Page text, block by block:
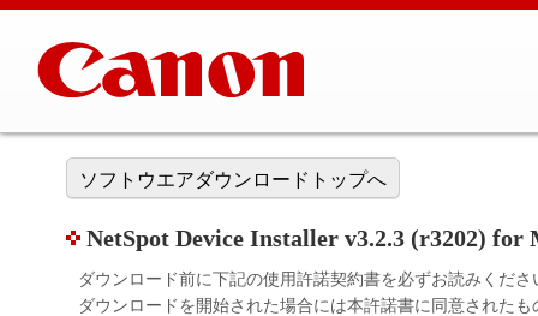
ソフトウエアダウンロードトップへ
NetSpot Device Installer v3.2.3 (r3202) for
ダウンロード前に下記の使用許諾契約書を必ずお読みくださ
ダウンロードを開始された場合には本許諾書に同意された